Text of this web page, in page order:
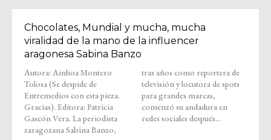
Chocolates, Mundial y mucha, mucha
viralidad de la mano de la influencer
aragonesa Sabina Banzo
Autora: Ainhoa Montero
Tolosa (Se despide de
Entremedios con esta pieza.
Gracias). Editora: Patricia
Gascón Vera. La periodista
zaragozana Sabina Banzo,
tras años como reportera de
televisión y locutora de spots
para grandes marcas,
comenzó su andadura en
redes sociales después...